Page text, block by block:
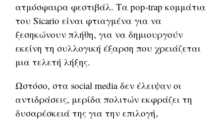
ατμόσφαιρα φεστιβάλ. Τα pop-trap κομμάτια
του Sicario είναι φτιαγμένα για να
ξεσηκώνουν πλήθη, για να δημιουργούν
εκείνη τη συλλογική έξαρση που χρειάζεται
μια τελετή λήξης.
Ωστόσο, στα social media δεν έλειψαν οι
αντιδράσεις, μερίδα πολιτών εκφράζει τη
δυσαρέσκειά της για την επιλογή,